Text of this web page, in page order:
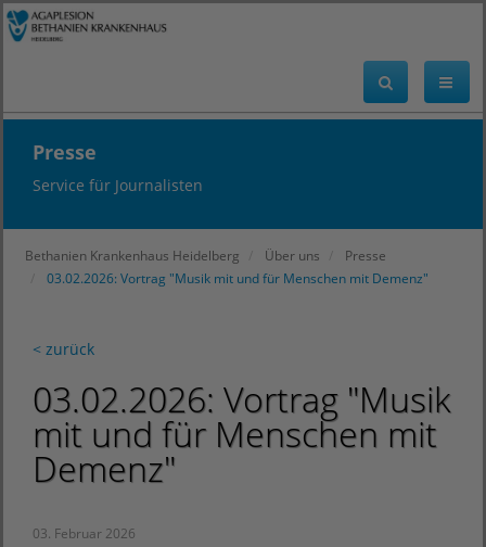
Presse
Service für Journalisten
Bethanien Krankenhaus Heidelberg Über uns
Presse
03.02.2026: Vortrag "Musik mit und für Menschen mit Demenz"
< zurück
03.02.2026: Vortrag "Musik
mit und für Menschen mit
Demenz"
03. Februar 2026